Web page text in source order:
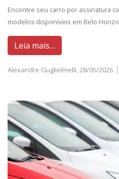
Encontre seu carro por assinatura
modelos disponíveis em Belo
Leia mais…
Alexandre Guglielmelli,28/05/2026